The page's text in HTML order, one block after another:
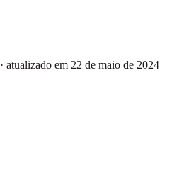
· atualizado em 22 de maio de 2024